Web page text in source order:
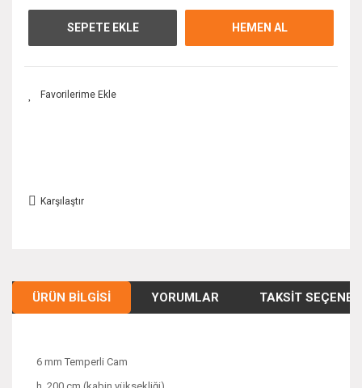
SEPETE EKLE HEMEN AL
Karşılaştır
ÜRÜN BILGISI YORUMLAR TAKSIT
6 mm Temperli Cam